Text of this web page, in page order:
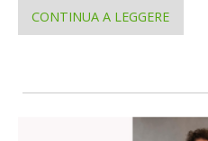
CONTINUA A LEGGERE